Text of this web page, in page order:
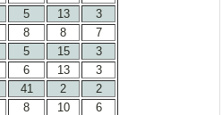
5 13
3
8 8
7
5 15
3
6 13
3
41 2
2
8 10
6